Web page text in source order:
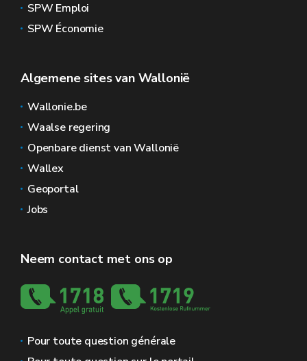
SPW Emploi
SPW Économie
Algemene sites van Wallonië
Wallonie.be
Waalse regering
Openbare dienst van Wallonië
Wallex
Geoportal
Jobs
Neem contact met ons op
Pour toute question générale